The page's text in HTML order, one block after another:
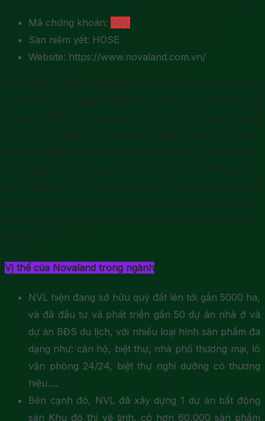
Mã chứng khoán: NVL
Sàn niêm yết: HOSE
Website: https://www.novaland.com.vn/
Novaland là doanh nghiệp bất động sản lâu đời, được
thành lập vào ngày 18/09/1992 với tên gọi ban đầu là
Công ty TNHH Thương mại Thành Nhơn. Đến tháng
12/2016, cổ phiếu của doanh nghiệp chính thức được
niêm yết và giao dịch trên HOSE với mã NVL. Novaland có
hoạt động chính trong lĩnh vực kinh doanh bất động sản,
tập trung vào triển khai dự án nhà ở và dự án bất động
sản du lịch nghỉ dưỡng tại các vị trí chiến lược của hầu hết
các quận, huyện tại Thành phố Hồ Chí Minh và các tỉnh
lân cận.
Vị thế của Novaland trong ngành
NVL hiện đang sở hữu quỹ đất lên tới gần 5000 ha,
và đã đầu tư và phát triển gần 50 dự án nhà ở và
dự án BĐS du lịch, với nhiều loại hình sản phẩm đa
dạng như: căn hộ, biệt thự, nhà phố thương mại, lô
văn phòng 24/24, biệt thự nghỉ dưỡng có thương
hiệu….
Bên cạnh đó, NVL đã xây dựng 1 dự án bất động
sản Khu đô thị vệ tinh, có hơn 60,000 sản phẩm